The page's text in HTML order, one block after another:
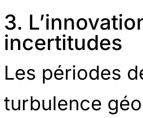
3.
incertitudes
Les périodes
turbulence